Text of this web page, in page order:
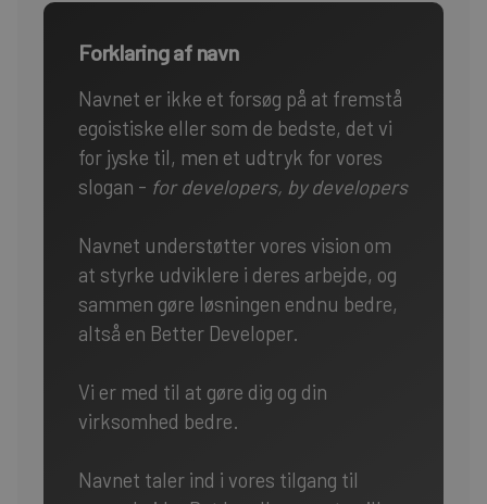
Forklaring af navn
Navnet er ikke et forsøg på at fremstå
egoistiske eller som de bedste, det vi
for jyske til, men et udtryk for vores
slogan - for developers, by developers
Navnet understøtter vores vision om
at styrke udviklere i deres arbejde, og
sammen gøre løsningen endnu bedre,
altså en Better Developer.
Vi er med til at gøre dig og din
virksomhed bedre.
Navnet taler ind i vores tilgang til